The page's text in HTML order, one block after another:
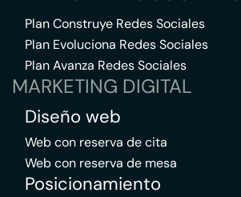
Plan Construye Redes Sociales
Plan Evoluciona Redes Sociales
Plan Avanza Redes Sociales
MARKETING DIGITAL
Diseño web
Web con reserva de cita
Web con reserva de mesa
Posicionamiento